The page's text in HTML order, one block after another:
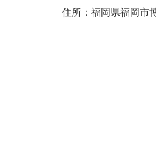
住所：福岡県福岡市